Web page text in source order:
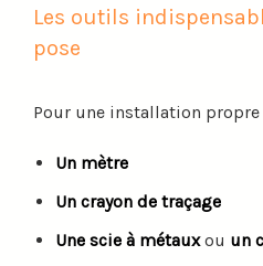
Les outils
pose
Pour une installation propre
Un mètre
Un crayon de traçage
Une scie à métauxou un